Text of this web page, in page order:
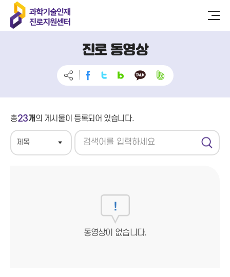
진로 동영상
총23개 의 게시물이 등록되어 있습니다.
동영상이 없습니다.